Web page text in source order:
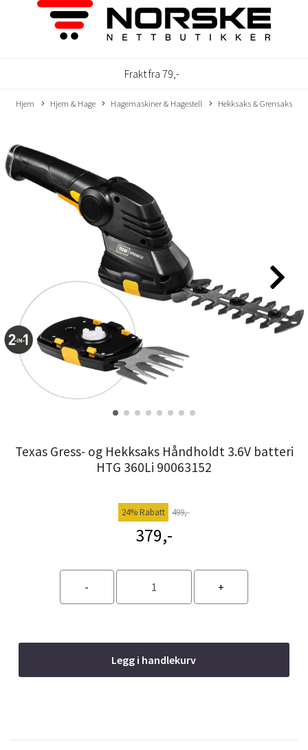
Frakt fra 79,-
Hjem Hjem & Hage Hagemaskiner & Hagestell Hekksaks & Grensaks
Texas Gress- og Hekksaks Håndholdt 3.6V batteri
HTG 360Li 90063152
24% Rabatt 499,-
379,-
Legg i handlekurv